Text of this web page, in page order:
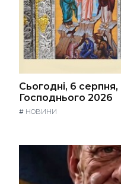
Сьогодні, 6
Господнього 2026
# НОВИНИ